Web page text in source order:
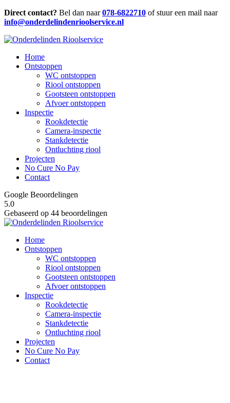
Direct contact? Bel dan naar078-6822710 of stuur een mail naar
info@onderdelindenrioolservice.nl
Home
Ontstoppen
WC ontstoppen
Riool ontstoppen
Gootsteen ontstoppen
Afvoer ontstoppen
Inspectie
Rookdetectie
Camera-inspectie
Stankdetectie
Ontluchting riool
Projecten
No Cure No Pay
Contact
Google Beoordelingen
5.0
Gebaseerd op 44 beoordelingen
Home
Ontstoppen
WC ontstoppen
Riool ontstoppen
Gootsteen ontstoppen
Afvoer ontstoppen
Inspectie
Rookdetectie
Camera-inspectie
Stankdetectie
Ontluchting riool
Projecten
No Cure No Pay
Contact